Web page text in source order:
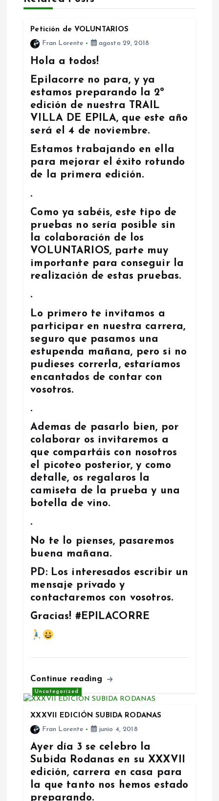
a
Petición de VOLUNTARIOS
Fran Lorente
agosto 29, 2018
Hola a todos!
Epilacorre no para, y ya
estamos preparando la 2º
edición de nuestra TRAIL
VILLA DE EPILA, que este año
será el 4 de noviembre.
Estamos trabajando en ella
para mejorar el éxito rotundo
de la primera edición.
.
Como ya sabéis, este tipo de
pruebas no sería posible sin
la colaboración de los
VOLUNTARIOS, parte muy
importante para conseguir la
realización de estas pruebas.
.
Lo primero te invitamos a
participar en nuestra carrera,
seguro que pasamos una
estupenda mañana, pero si no
pudieses correrla, estaríamos
encantados de contar con
vosotros.
.
Ademas de pasarlo bien, por
colaborar os invitaremos a
que compartáis con nosotros
el picoteo posterior, y como
detalle, os regalaros la
camiseta de la prueba y una
botella de vino.
.
No te lo pienses, pasaremos
buena mañana.
PD: Los interesados escribir un
mensaje privado y
contactaremos con vosotros.
Gracias! #EPILACORRE
Continue reading
Uncategorized
XXXVII EDICIÓN SUBIDA RODANAS
Fran Lorente
junio 4, 2018
Ayer día 3 se celebro la
Subida Rodanas en su XXXVII
edición, carrera en casa para
la que tanto nos hemos estado
preparando.